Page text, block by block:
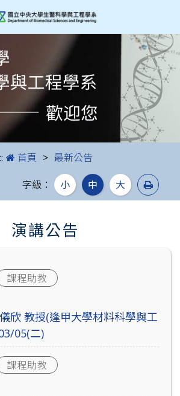
首頁 最新公告
字級： 小 中 大 列印
演講公告
課程助教
欣 教授(逢甲大學材料科學與工
05(二)
課程助教